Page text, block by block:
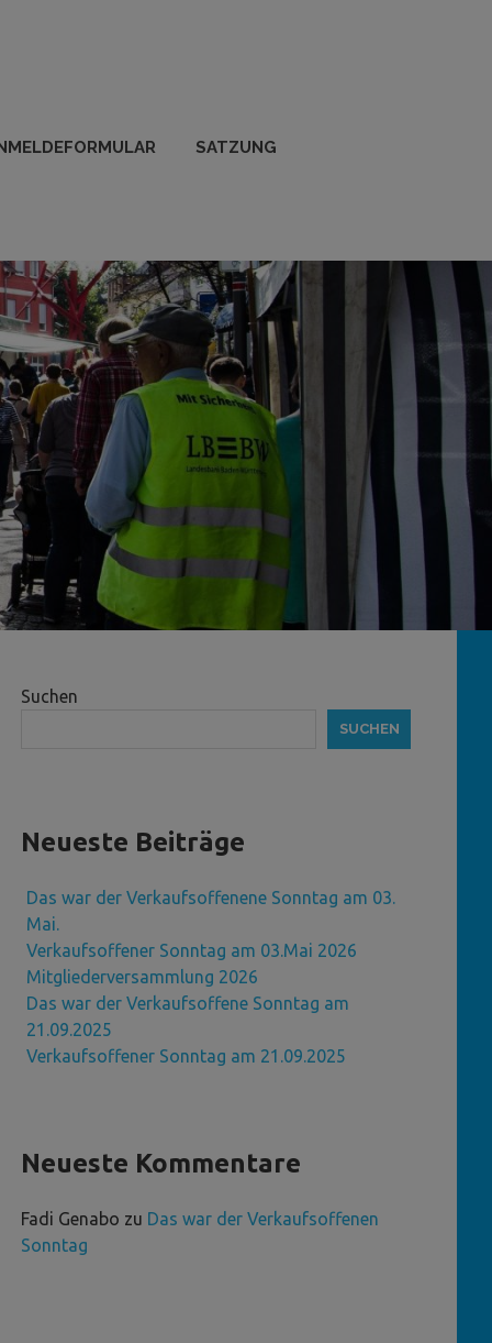
SATZUNG
Suchen
SUCHEN
Neueste Beiträge
Das war der Verkaufsoffenene Sonntag am 03.
Mai.
Verkaufsoffener Sonntag am 03.Mai 2026
Mitgliederversammlung 2026
Das war der Verkaufsoffene Sonntag am
21.09.2025
Verkaufsoffener Sonntag am 21.09.2025
Neueste Kommentare
Fadi Genabo zu Das war der Verkaufsoffenen
Sonntag